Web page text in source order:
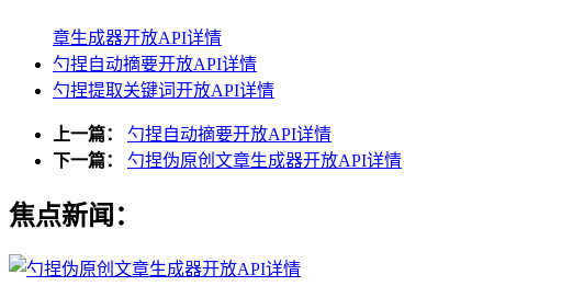
章生成器开放API详情
勺捏自动摘要开放API详情
勺捏提取关键词开放API详情
上一篇：
勺捏自动摘要开放API详情
下一篇：
勺捏伪原创文章生成器开放API详情
焦点新闻：